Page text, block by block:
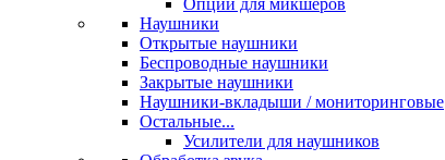
Опции для микшеров
Наушники
Открытые наушники
Беспроводные наушники
Закрытые наушники
Наушники-вкладыши / мониторинговые
Остальные...
Усилители для наушников